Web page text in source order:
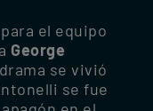
el equipo
George
se vivió
se fue